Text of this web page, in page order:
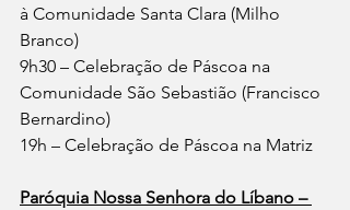
à Comunidade Santa Clara (Milho
Branco)
9h30 – Celebração de Páscoa na
Comunidade São Sebastião (Francisco
Bernardino)
19h – Celebração de Páscoa na Matriz
Paróquia Nossa Senhora do Líbano –